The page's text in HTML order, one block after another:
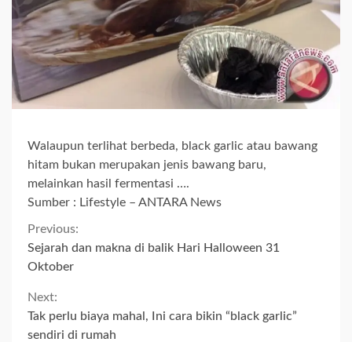
Walaupun terlihat berbeda, black garlic atau bawang
hitam bukan merupakan jenis bawang baru,
melainkan hasil fermentasi ….
Sumber : Lifestyle – ANTARA News
Continue
Reading
Previous:
Sejarah dan makna di balik Hari Halloween 31
Oktober
Next:
Tak perlu biaya mahal, Ini cara bikin “black garlic”
sendiri di rumah